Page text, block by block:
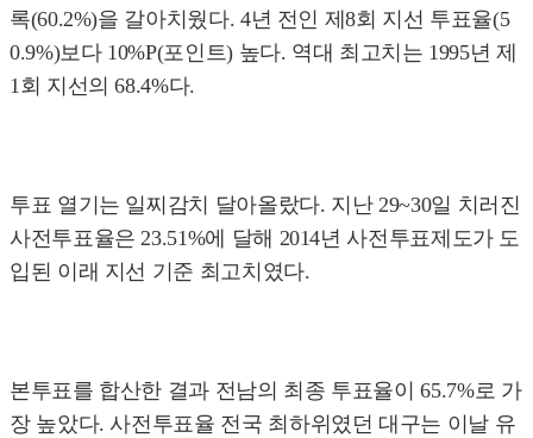
록(60.2%)을 갈아치웠다. 4년 전인 제8회 지선 투표율(5
0.9%)보다 10%P(포인트) 높다. 역대 최고치는 1995년 제
1회 지선의 68.4%다.
투표 열기는 일찌감치 달아올랐다. 지난 29~30일 치러진
사전투표율은 23.51%에 달해 2014년 사전투표제도가 도
입된 이래 지선 기준 최고치였다.
본투표를 합산한 결과 전남의 최종 투표율이 65.7%로 가
장 높았다. 사전투표율 전국 최하위였던 대구는 이날 유